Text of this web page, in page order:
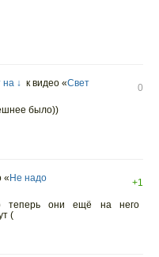
на ↓ к видео «Свет
0
было))
« Не надо
+1
теперь они ещё на него
(